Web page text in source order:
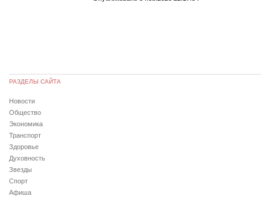
РАЗДЕЛЫ САЙТА
Новости
Общество
Экономика
Транспорт
Здоровье
Духовность
Звезды
Спорт
Афиша